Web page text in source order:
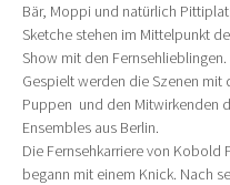
Bär, Moppi und natürlich
Sketche stehen im Mittelpunkt
Show mit den Fernsehlieblingen.
Gespielt werden die Szenen mit
Puppen  und den Mitwirkenden
Ensembles aus Berlin.
Die Fernsehkarriere von Kobold
begann mit einem Knick. Nach